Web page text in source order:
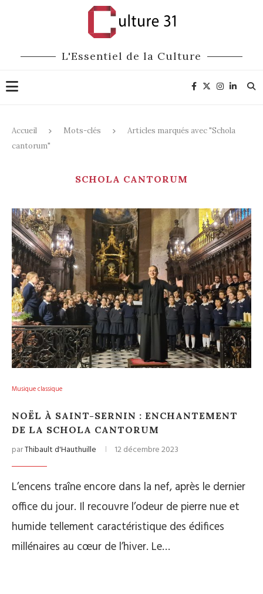
L'Essentiel de la Culture
Accueil Mots-clés
Articles marqués avec "Schola
cantorum"
SCHOLA CANTORUM
Musique classique
NOËL À SAINT-SERNIN : ENCHANTEMENT
DE LA SCHOLA CANTORUM
parThibault d'Hauthuille 12 décembre 2023
L’encens traîne encore dans la nef, après le dernier
office du jour. Il recouvre l’odeur de pierre nue et
humide tellement caractéristique des édifices
millénaires au cœur de l’hiver. Le…